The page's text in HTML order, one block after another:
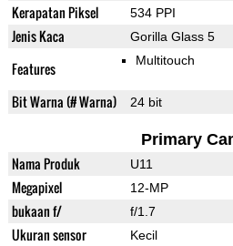
Kerapatan Piksel 534 PPI
Jenis Kaca Gorilla Glass 5
Features Multitouch
Bit Warna (# Warna) 24 bit
Primary
Nama Produk U11
Megapixel 12-MP
bukaan f/ f/1.7
Ukuran sensor Kecil